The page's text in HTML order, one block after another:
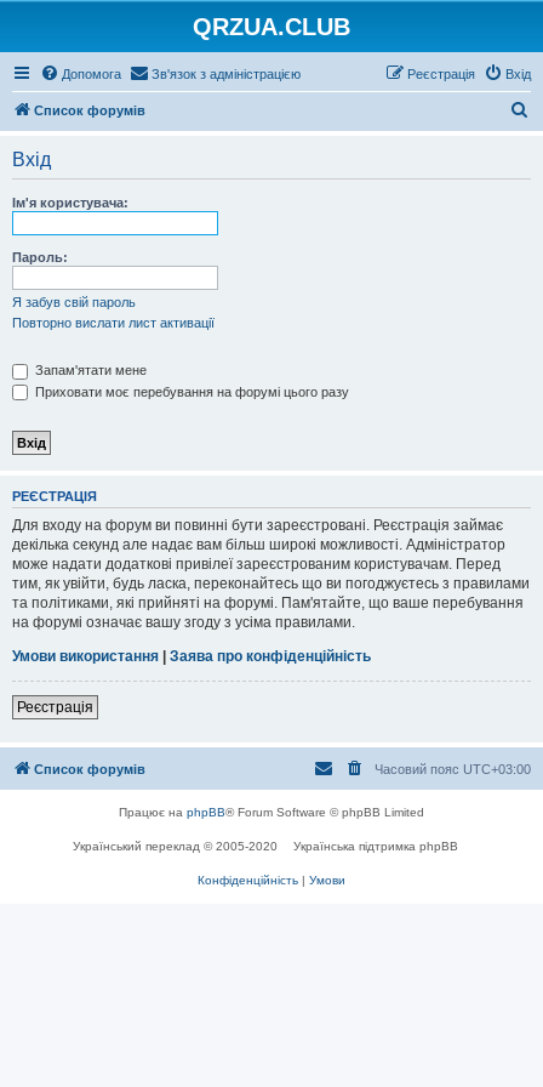
QRZUA.CLUB
Допомога Зв'язок з адміністрацією Вхід
Реєстрація
Список форумів
Вхід
Ім'я користувача:
Пароль:
Я забув свій пароль
Повторно вислати лист активації
Запам'ятати мене
Приховати моє перебування на форумі цього разу
РЕЄСТРАЦІЯ
Для входу на форум ви повинні бути зареєстровані. Реєстрація займає
декілька секунд але надає вам більш широкі можливості. Адміністратор
може надати додаткові привілеї зареєстрованим користувачам. Перед
тим, як увійти, будь ласка, переконайтесь що ви погоджуєтесь з правилами
та політиками, які прийняті на форумі. Пам'ятайте, що ваше перебування
на форумі означає вашу згоду з усіма правилами.
Умови використання | Заява про конфіденційність
Реєстрація
Список форумів Часовий пояс UTC+03:00
Працює на phpBB® Forum Software © phpBB Limited
Український переклад © 2005-2020 Українська підтримка phpBB
Конфіденційність | Умови